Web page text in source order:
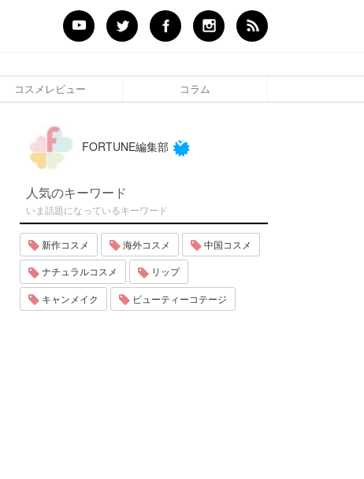
コスメレビュー コラム
FORTUNE編集部
人気のキーワード
いま話題になっているキーワード
新作コスメ 海外コスメ 中国コスメ
ナチュラルコスメ リップ
キャンメイク ビューティーコテージ